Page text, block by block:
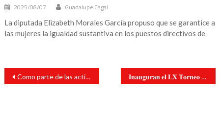
2025/08/07 Guadalupe Cagal
La diputada Elizabeth Morales García propuso que se garantice a
las mujeres la igualdad sustantiva en los puestos directivos de
Navegación
entradas
Como parte de las actividades por los 500 años de fundación de Santiago Tuxtla, comparten programa 𝐈𝐧𝐚𝐮𝐠𝐮𝐫𝐚𝐧 𝐞𝐥 𝐋𝐗 𝐓𝐨𝐫𝐧𝐞𝐨 𝐈𝐧𝐭𝐞𝐫𝐢𝐨𝐫 𝐝𝐞 𝐅𝐮́𝐭𝐛𝐨𝐥 𝐞𝐧 𝐞𝐥 𝐓𝐞𝐜 𝐝𝐞 𝐒𝐚𝐧 𝐀𝐧𝐝𝐫𝐞́𝐬.